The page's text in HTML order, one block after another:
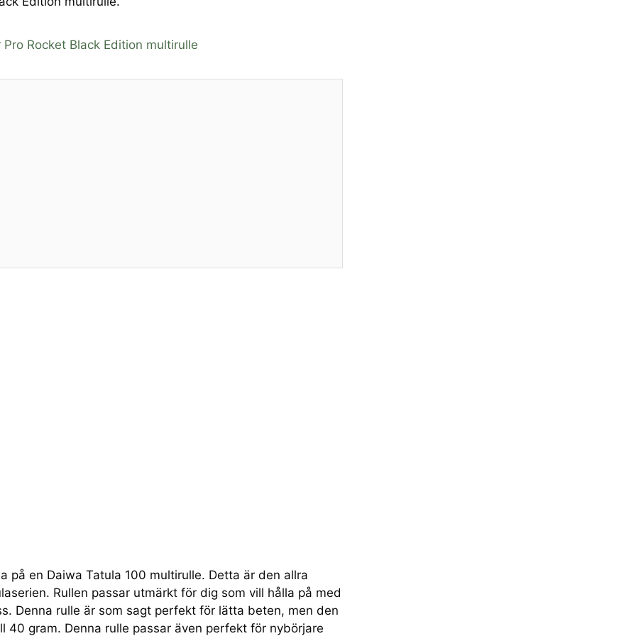
Rocket Black Edition multirulle
på en Daiwa Tatula 100 multirulle. Detta är den allra
Rullen passar utmärkt för dig som vill hålla på med
Denna rulle är som sagt perfekt för lätta beten, men den
gram. Denna rulle passar även perfekt för nybörjare